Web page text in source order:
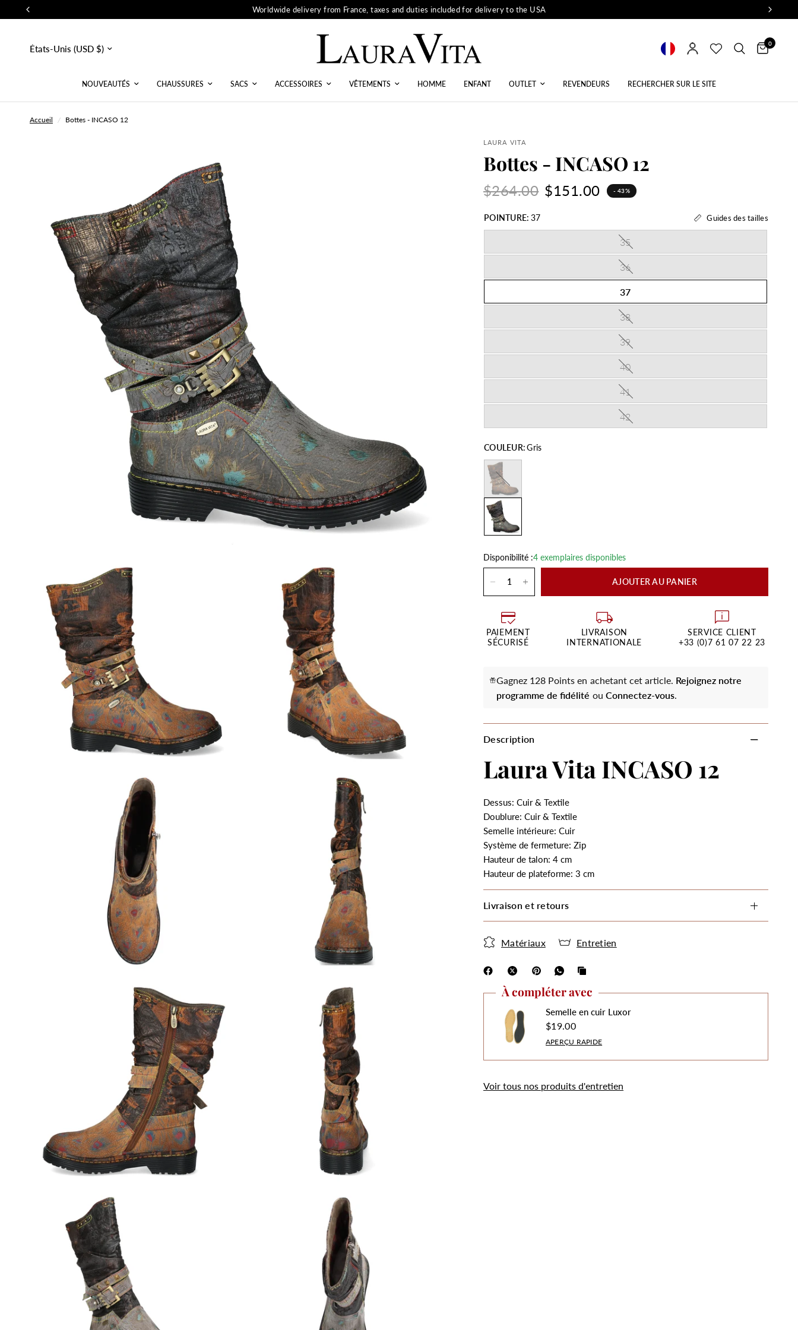
Worldwide delivery from France, taxes and duties included for delivery to the USA
Mettre
à
0
NOUVEAUTÉS CHAUSSURES SACS ACCESSOIRES VÊTEMENTS HOMME ENFANT OUTLET REVENDEURS RECHERCHER SUR LE SITE
Accueil / Bottes - INCASO 12
LAURA VITA
Bottes - INCASO 12
$264.00 $151.00 - 43%
POINTURE: 37 Guides des tailles
35
36
37
38
39
40
41
42
COULEUR:Gris
Camel
Disponibilité :4 exemplaires disponibles
AJOUTER AU PANIER
PAIEMENT
SÉCURISÉ
LIVRAISON
INTERNATIONALE
SERVICE CLIENT
+33 (0)7 61 07 22 23
Gagnez 128 Points en achetant cet article. Rejoignez notre
programme de fidélité ou Connectez-vous.
Description
Laura Vita INCASO 12
Dessus: Cuir & Textile
Doublure: Cuir & Textile
Semelle intérieure: Cuir
Système de fermeture: Zip
Hauteur de talon: 4 cm
Hauteur de plateforme: 3 cm
Livraison et retours
Matériaux Entretien
À compléter avec
Semelle en cuir Luxor
$19.00
APERÇU RAPIDE
Voir tous nos produits d'entretien
Utilisation des
cookies
Les cookies et données personnelles nous
permettent de personnaliser le contenu et les
annonces, d’offrir des fonctionnalités relatives aux
médias sociaux, d’analyser notre trafic et de
mesurer la performance de nos campagnes
publicitaires.